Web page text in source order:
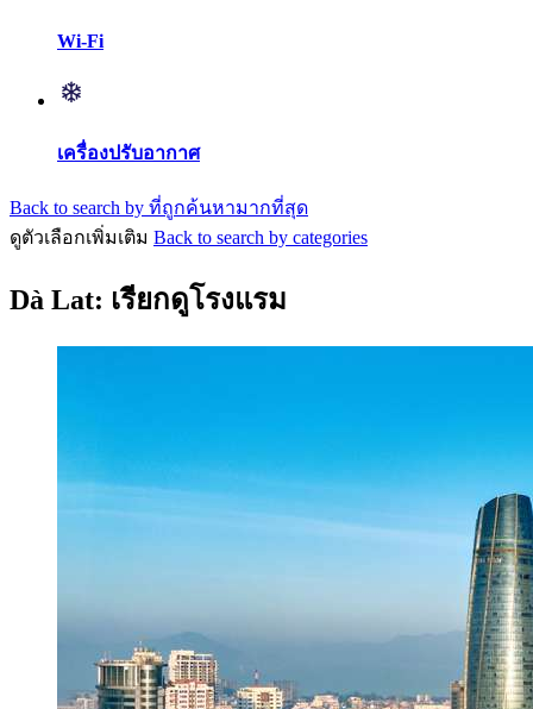
Wi-Fi
เครื่องปรับอากาศ
Back to search by ที่ถูกค้นหามากที่สุด
ดูตัวเลือกเพิ่มเติม Back to search by categories
Dà Lat: เรียกดูโรงแรม